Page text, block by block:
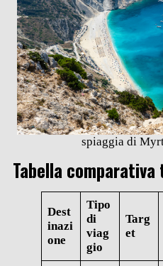
spiaggia di
Tabella
Dest
inazi
one
Tipo
di
viag
gio
Targ
et